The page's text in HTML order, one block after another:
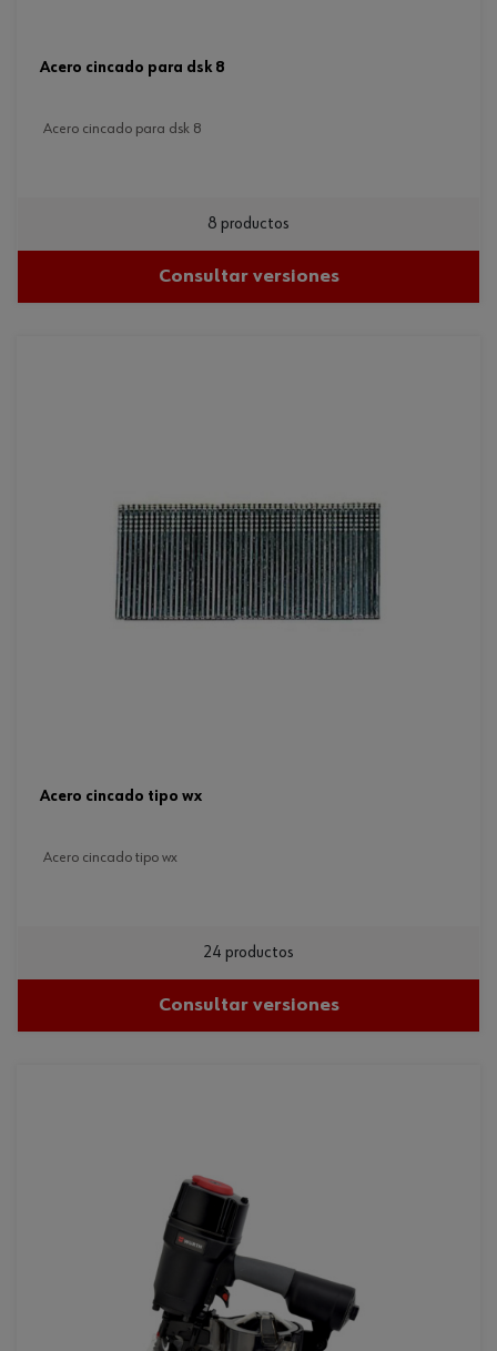
acero cincado para dsk 8
acero cincado para dsk 8
8 productos
Consultar versiones
acero cincado tipo wx
acero cincado tipo wx
24 productos
Consultar versiones